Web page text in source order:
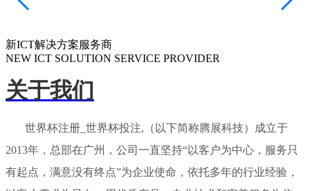
新ICT解决方案服务商
NEW ICT SOLUTION SERVICE PROVIDER
关于我们
世界杯注册_世界杯投注,（以下简称腾展科技）成立于
2013年，总部在广州，公司一直坚持“以客户为中心，服务只
有起点，满意没有终点”为企业使命，依托多年的行业经验，